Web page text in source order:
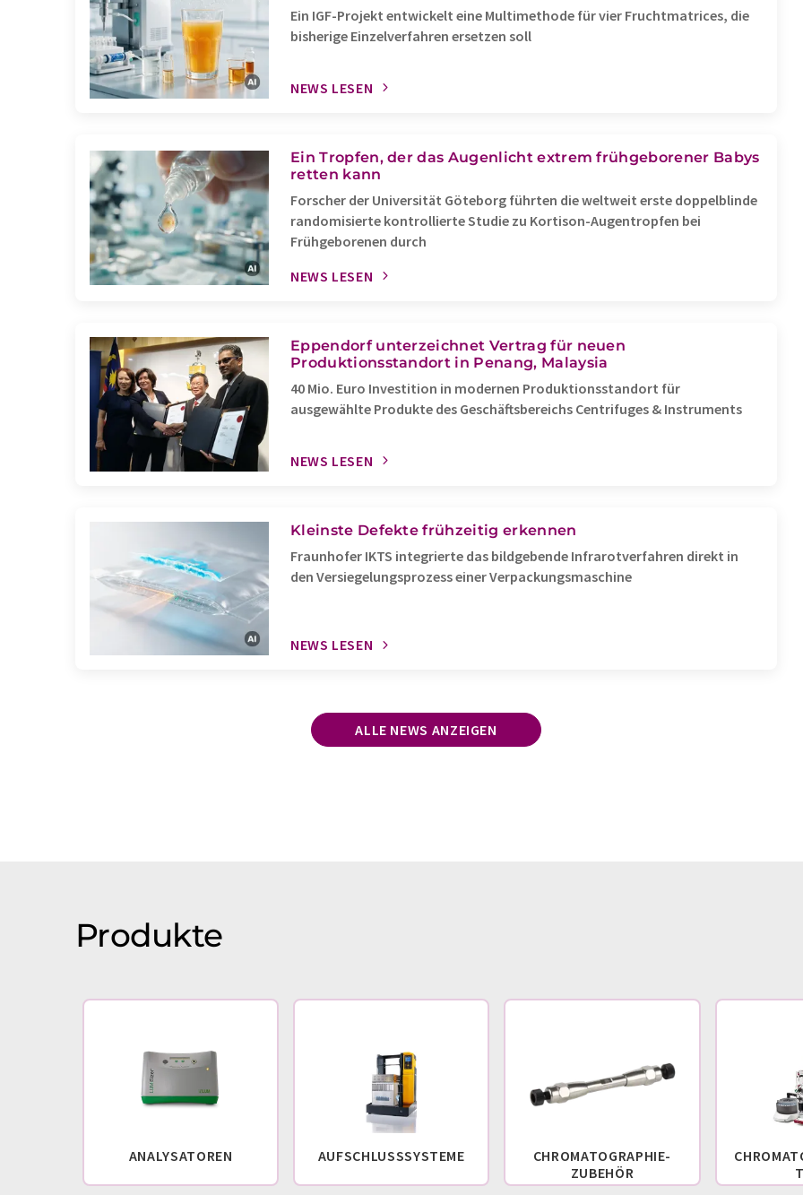
Ein IGF-Projekt entwickelt eine Multimethode für vier Fruchtmatrices, die
bisherige Einzelverfahren ersetzen soll
NEWS LESEN
Ein Tropfen, der das Augenlicht extrem frühgeborener Babys
retten kann
Forscher der Universität Göteborg führten die weltweit erste doppelblinde
randomisierte kontrollierte Studie zu Kortison-Augentropfen bei
Frühgeborenen durch
NEWS LESEN
Eppendorf unterzeichnet Vertrag für neuen
Produktionsstandort in Penang, Malaysia
40 Mio. Euro Investition in modernen Produktionsstandort für
ausgewählte Produkte des Geschäftsbereichs Centrifuges & Instruments
NEWS LESEN
Kleinste Defekte frühzeitig erkennen
Fraunhofer IKTS integrierte das bildgebende Infrarotverfahren direkt in
den Versiegelungsprozess einer Verpackungsmaschine
NEWS LESEN
ALLE NEWS ANZEIGEN
Produkte
ANALYSATOREN AUFSCHLUSSSYSTEME
CHROMATOGRAPHIE-
ZUBEHÖR